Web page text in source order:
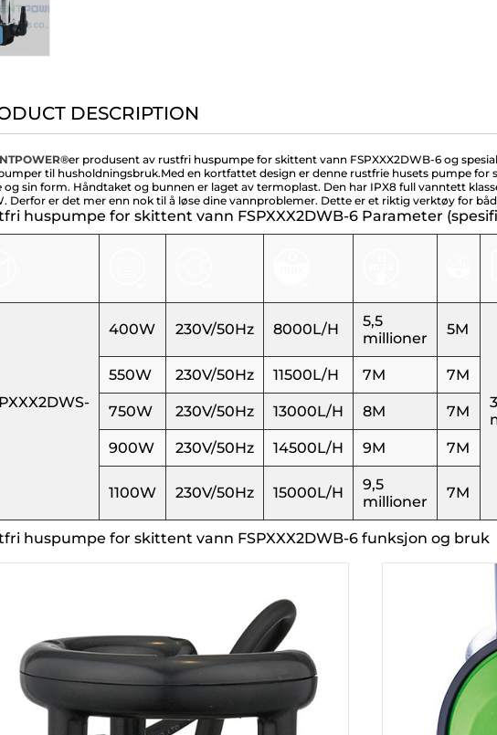
DESCRIPTION
er produsent av rustfri huspumpe for skittent vann FSPXXX2DWB-6 og
til husholdningsbruk.Med en kortfattet design er denne rustfrie husets pumpe for
og sin form. Håndtaket og bunnen er laget av termoplast. Den har IPX8 full vanntett
Derfor er det mer enn nok til å løse dine vannproblemer. Dette er et riktig verktøy for
huspumpe for skittent vann FSPXXX2DWB-6 Parameter
400W 230V/50Hz 8000L/H
5,5
millioner
5M
550W 230V/50Hz 11500L/H 7M 7M
750W 230V/50Hz 13000L/H 8M 7M
900W 230V/50Hz 14500L/H 9M 7M
1100W 230V/50Hz 15000L/H
9,5
millioner
7M
huspumpe for skittent vann FSPXXX2DWB-6 funksjon og bruk